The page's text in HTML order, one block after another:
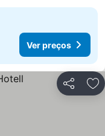
Ver preços
Partilhar